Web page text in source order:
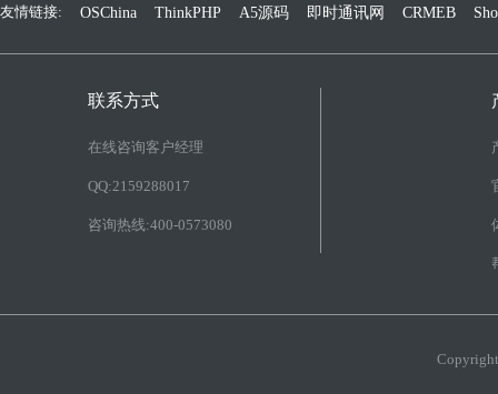
友情链接: OSChina ThinkPHP A5源码 即时通讯网 CRMEB
联系方式
在线咨询客户经理
QQ:2159288017
咨询热线:400-0573080